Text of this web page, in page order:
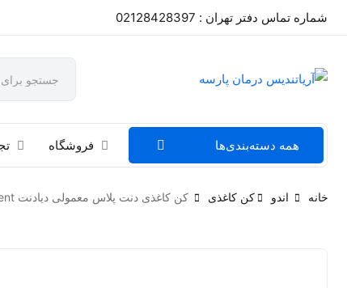
شماره تماس دفتر تهران : 02128428397
همه دسته‌بندی‌ها فروشگاه
خانه اندو کن کاغذی کن کاغذی دنت پلاس معمولی دیادنت DiaDent